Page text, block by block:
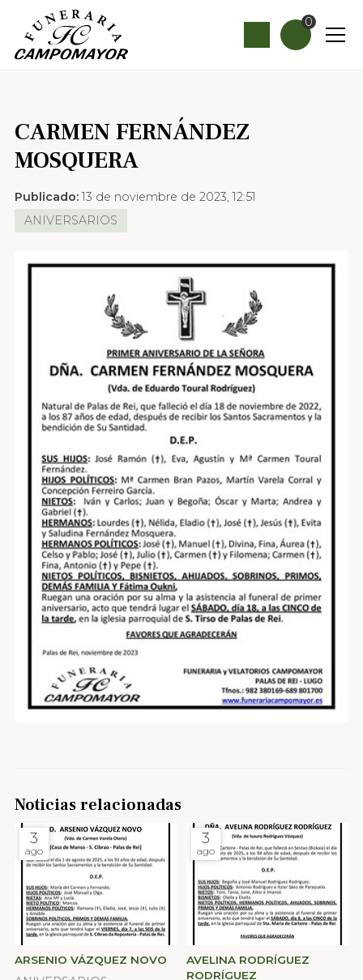
0
CARMEN FERNÁNDEZ
MOSQUERA
Publicado: 13 de noviembre de 2023, 12:51
ANIVERSARIOS
Noticias relacionadas
3
ago
ARSENIO VÁZQUEZ NOVO
3
ago
AVELINA RODRÍGUEZ
RODRÍGUEZ